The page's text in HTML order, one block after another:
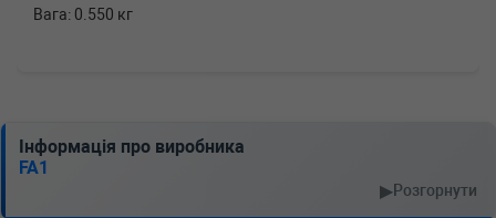
Вага: 0.550 кг
Інформація про виробника
FA1
▶Розгорнути